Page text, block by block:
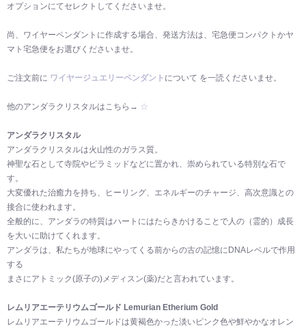
オプションにてセレクトしてくださいませ。
尚、ワイヤーペンダントに作成する場合、発送方法は、宅急便コンパクトかヤ
マト宅急便をお選びくださいませ。
ご注文前に ワイヤージュエリーペンダント について を一読くださいませ。
他のアンダラクリスタルはこちら→ ☆
アンダラクリスタル
アンダラクリスタルは火山性のガラス質。
神聖な石として寺院やピラミッドなどに置かれ、崇められている特別な石で
す。
大変優れた治癒力を持ち、ヒーリング、エネルギーのチャージ、高次意識との
接合に使われます。
全般的に、アンダラの特質はハートにはたらきかけることで人の（霊的）成長
を大いに助けてくれます。
アンダラは、私たちが地球にやってくる前からの古の記憶にDNAレベルで作用
する
まさにアトミック(原子の)メディスン(薬)だと言われています。
レムリアエーテリウムゴールド Lemurian Etherium Gold
レムリアエーテリウムゴールドは黄褐色かった淡いピンク色や鮮やかなオレン